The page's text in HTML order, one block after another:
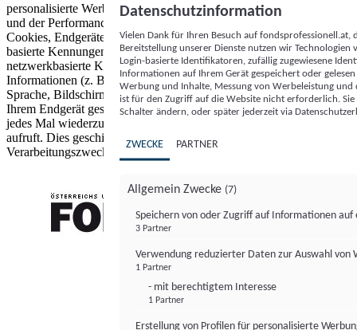
personalisierte Werbung und Inhalte, Messung von Werbeleistung
und der Performance von Inhalten sowie Zielgruppenforschung.
Cookies, Endgeräte- oder ähnliche Online-Kennungen (z. B. login-
basierte Kennungen, zufällig generierte Kennungen,
netzwerkbasierte Kennungen) können zusammen mit anderen
Informationen (z. B. Browsertyp und Browserinformationen,
Sprache, Bildschirmgröße, unterstützte Technologien usw.) auf
Ihrem Endgerät gespeichert oder von dort ausgelesen werden, um es
jedes Mal wiederzuerkennen, wenn es eine App oder einer Webseite
aufruft. Dies geschieht für einen oder mehrere der hier aufgeführten
Verarbeitungszwecke.
Datenschutzinformation
Vielen Dank für Ihren Besuch auf
Bereitstellung unserer Dienste nutzen wir Technologien
Login-basierte Identifikatoren, zufällig zugewiesene
Informationen auf Ihrem Gerät gespeichert oder
Werbung und Inhalte, Messung von Werbeleistung
ist für den Zugriff auf die Website nicht erforderlich.
Schalter ändern, oder später jederzeit via
ZWECKE PARTNER
Allgemein Zwecke (7)
Speichern von oder Zugriff auf Informationen auf
3 Partner
Verwendung reduzierter Daten zur Auswahl von
1 Partner
- mit berechtigtem Interesse
1 Partner
Erstellung von Profilen für personalisierte
FONDS professionell